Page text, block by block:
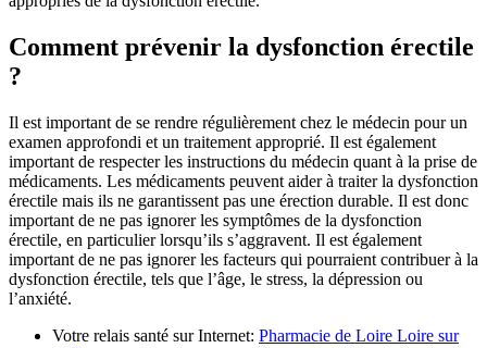
Comment prévenir la dysfonction érectile
?
Il est important de se rendre régulièrement chez le médecin pour un
examen approfondi et un traitement approprié. Il est également
important de respecter les instructions du médecin quant à la prise de
médicaments. Les médicaments peuvent aider à traiter la dysfonction
érectile mais ils ne garantissent pas une érection durable. Il est donc
important de ne pas ignorer les symptômes de la dysfonction
érectile, en particulier lorsqu’ils s’aggravent. Il est également
important de ne pas ignorer les facteurs qui pourraient contribuer à la
dysfonction érectile, tels que l’âge, le stress, la dépression ou
l’anxiété.
Votre relais santé sur Internet: Pharmacie de Loire Loire sur